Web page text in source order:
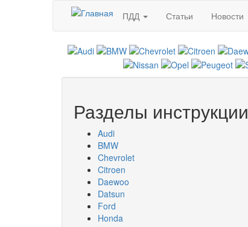
Перейти к основному содержанию
ПДД
Статьи Новости
Разделы инструкции
Audi
BMW
Chevrolet
Citroen
Daewoo
Datsun
Ford
Honda